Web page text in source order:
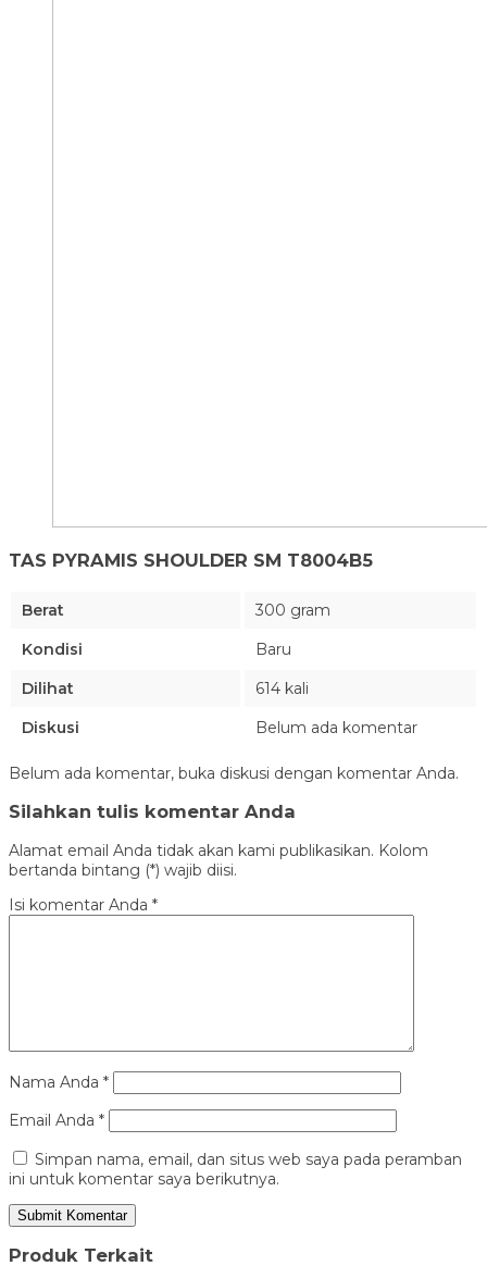
TAS PYRAMIS SHOULDER SM T8004B5
Berat
300 gram
Kondisi
Baru
Dilihat
614 kali
Diskusi
Belum ada komentar
Belum ada komentar, buka diskusi dengan komentar Anda.
Silahkan tulis komentar Anda
Alamat email Anda tidak akan kami publikasikan. Kolom
bertanda bintang (*) wajib diisi.
Isi komentar Anda *
Nama Anda *
Email Anda *
Simpan nama, email, dan situs web saya pada peramban
ini untuk komentar saya berikutnya.
Produk Terkait